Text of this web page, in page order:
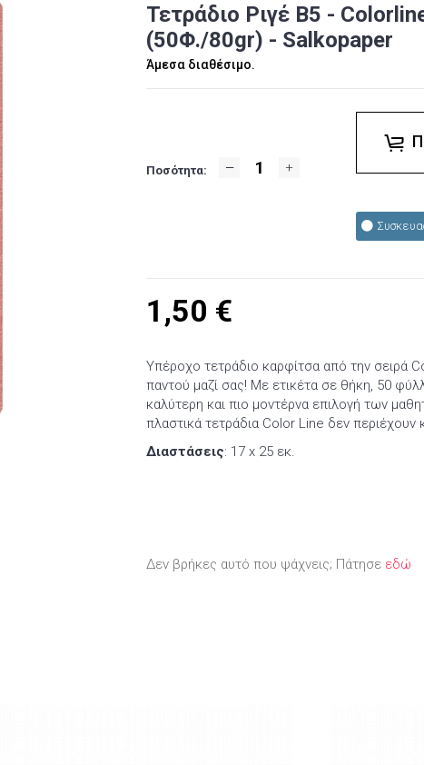
Τετράδιο Ριγέ Β5 -
(50Φ./80gr) - Salkopaper
Άμεσα διαθέσιμο.
Ποσότητα:
1,50 €
Υπέροχο τετράδιο καρφίτσα από την σειρά
παντού μαζί σας! Mε ετικέτα σε θήκη, 50
καλύτερη και πιο μοντέρνα επιλογή των
πλαστικά τετράδια Color Line δεν περιέχουν
Διαστάσεις: 17 x 25 εκ.
Δεν βρήκες αυτό που ψάχνεις; Πάτησε εδώ